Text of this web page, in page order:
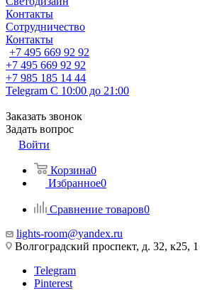
Контакты
Сотрудничество
Контакты
+7 495 669 92 92
+7 495 669 92 92
+7 985 185 14 44
Telegram С 10:00 до 21:00
Заказать звонок
Задать вопрос
Войти
Корзина0
Избранное0
Сравнение товаров0
lights-room@yandex.ru
Волгоградский проспект, д. 32, к25,
Telegram
Pinterest